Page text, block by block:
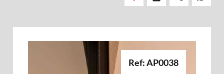
Ref: AP0038